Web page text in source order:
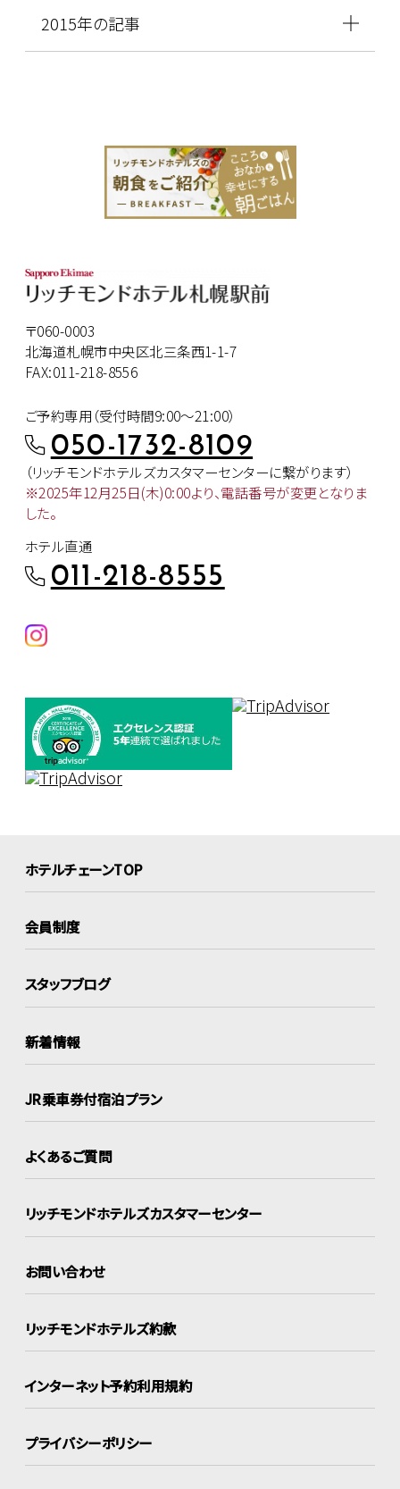
2015年の記事
〒060-0003
北海道札幌市中央区北三条西1-1-7
FAX:011-218-8556
ご予約専用（受付時間9:00～21:00）
050-1732-8109
（リッチモンドホテルズカスタマーセンターに繋がります）
※2025年12月25日(木)0:00より、電話番号が変更となりま
した。
ホテル直通
011-218-8555
ホテルチェーンTOP
会員制度
スタッフブログ
新着情報
JR乗車券付宿泊プラン
よくあるご質問
リッチモンドホテルズカスタマーセンター
お問い合わせ
リッチモンドホテルズ約款
インターネット予約利用規約
プライバシーポリシー